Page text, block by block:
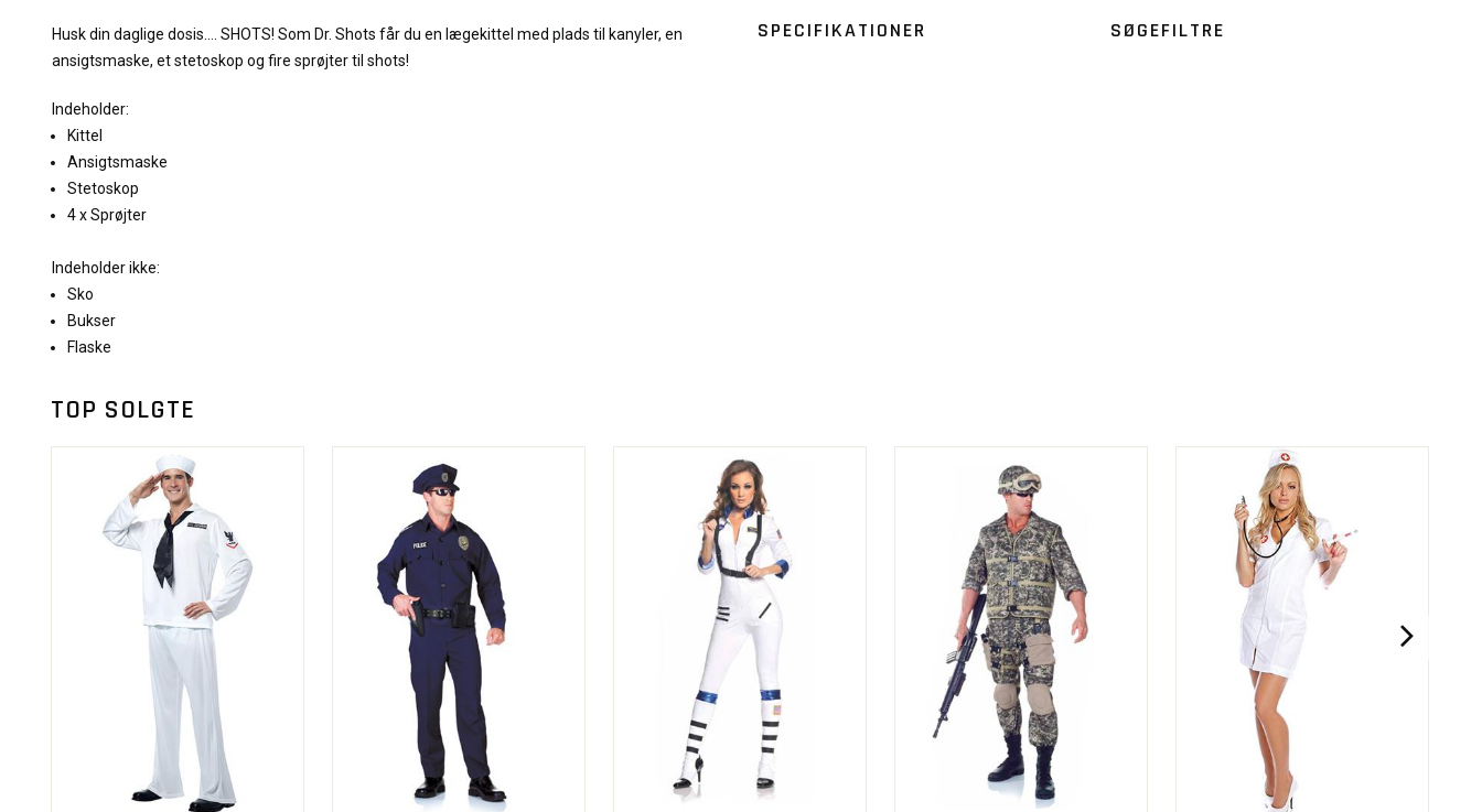
Husk din daglige dosis.... SHOTS! Som Dr. Shots får du en lægekittel med plads til kanyler, en
ansigtsmaske, et stetoskop og fire sprøjter til shots!
Indeholder:
Kittel
Ansigtsmaske
Stetoskop
4 x Sprøjter
Indeholder ikke:
Sko
Bukser
Flaske
SPECIFIKATIONER SØGEFILTRE
TOP SOLGTE